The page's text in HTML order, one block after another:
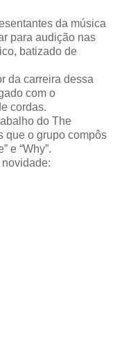
da música
para audição nas
batizado de
da carreira dessa
com o
cordas.
do The
que o grupo compôs
e “Why”.